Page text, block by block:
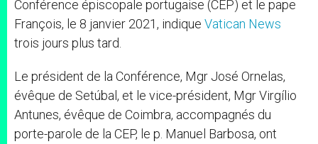
Conférence épiscopale portugaise (CEP) et le pape
François, le 8 janvier 2021, indique Vatican News
trois jours plus tard.
Le président de la Conférence, Mgr José Ornelas,
évêque de Setúbal, et le vice-président, Mgr Virgílio
Antunes, évêque de Coimbra, accompagnés du
porte-parole de la CEP, le p. Manuel Barbosa, ont